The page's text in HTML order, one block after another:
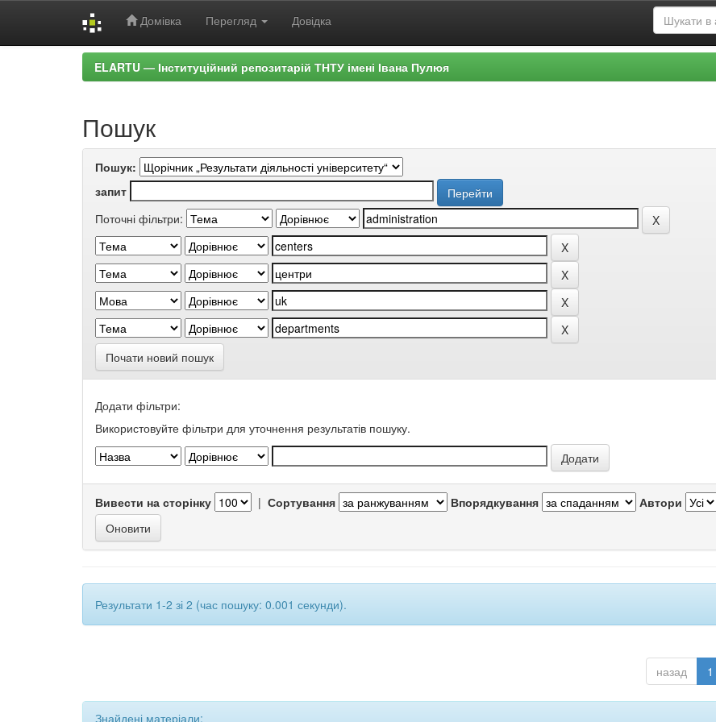
Домівка Перегляд Довідка
ELARTU — Інституційний репозитарій ТНТУ імені Івана Пулюя
Пошук
Пошук:
запит
Поточні фільтри:
Почати новий пошук
Додати фільтри:
Використовуйте фільтри для уточнення результатів пошуку.
Вивести на сторінку | Сортування Впорядкування Автори
Результати 1-2 зі 2 (час пошуку: 0.001 секунди).
назад 1
Знайдені матеріали: